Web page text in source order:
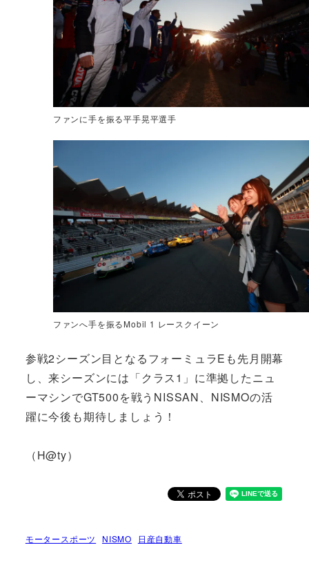
ファンに手を振る平手晃平選手
ファンへ手を振るMobil 1 レースクイーン
参戦2シーズン目となるフォーミュラEも先月開幕
し、来シーズンには「クラス1」に準拠したニュ
ーマシンでGT500を戦うNISSAN、NISMOの活
躍に今後も期待しましょう！
（H@ty）
モータースポーツ NISMO 日産自動車